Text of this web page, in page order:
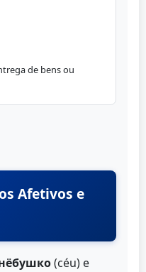
de bens ou
Afetivos e
(céu) e